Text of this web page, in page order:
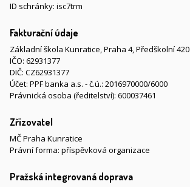
ID schránky: isc7trm
Fakturační údaje
Základní škola Kunratice, Praha 4, Předškolní 420
IČO: 62931377
DIČ: CZ62931377
Účet: PPF banka a.s. - č.ú.: 2016970000/6000
Právnická osoba (ředitelství): 600037461
Zřizovatel
MČ Praha Kunratice
Právní forma: příspěvková organizace
Pražská integrovaná doprava